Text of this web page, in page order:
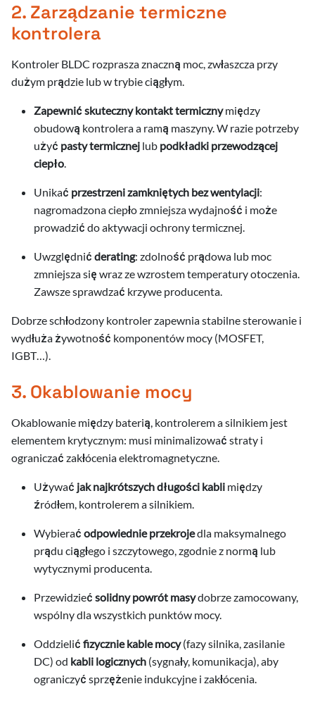
2. Zarządzanie termiczne
kontrolera
Kontroler BLDC rozprasza znaczną moc, zwłaszcza przy
dużym prądzie lub w trybie ciągłym.
Zapewnić skuteczny kontakt termicznymiędzy
obudową kontrolera a ramą maszyny. W razie potrzeby
użyć pasty termicznej lub podkładki przewodzącej
ciepło.
Unikać przestrzeni zamkniętych bez wentylacji:
nagromadzona ciepło zmniejsza wydajność i może
prowadzić do aktywacji ochrony termicznej.
Uwzględnić derating: zdolność prądowa lub moc
zmniejsza się wraz ze wzrostem temperatury otoczenia.
Zawsze sprawdzać krzywe producenta.
Dobrze schłodzony kontroler zapewnia stabilne sterowanie i
wydłuża żywotność komponentów mocy (MOSFET,
IGBT…).
3. Okablowanie mocy
Okablowanie między baterią, kontrolerem a silnikiem jest
elementem krytycznym: musi minimalizować straty i
ograniczać zakłócenia elektromagnetyczne.
Używać jak najkrótszych długości kabli między
źródłem, kontrolerem a silnikiem.
Wybierać odpowiednie przekrojedla maksymalnego
prądu ciągłego i szczytowego, zgodnie z normą lub
wytycznymi producenta.
Przewidzieć solidny powrót masydobrze zamocowany,
wspólny dla wszystkich punktów mocy.
Oddzielić fizycznie kable mocy(fazy silnika, zasilanie
DC) od kabli logicznych (sygnały, komunikacja), aby
ograniczyć sprzężenie indukcyjne i zakłócenia.